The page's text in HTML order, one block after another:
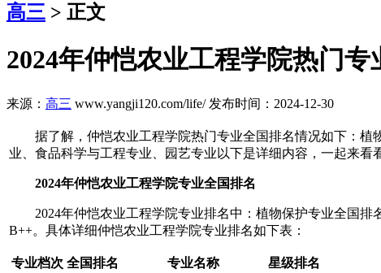
高三 > 正文
2024年仲恺农业工程学院热门
来源： 高三 www.yangji120.com/life/ 发布时间：2024-12-30
据了解，仲恺农业工程学院热门专业全国排名情况如下：
业、食品科学与工程专业、园艺专业以下是详细内容，一起来看
2024年仲恺农业工程学院专业全国排名
2024年仲恺农业工程学院专业排名中：植物保护专业全国
B++。具体详细仲恺农业工程学院专业排名如下表：
专业档次 全国排名 专业名称
星级排名